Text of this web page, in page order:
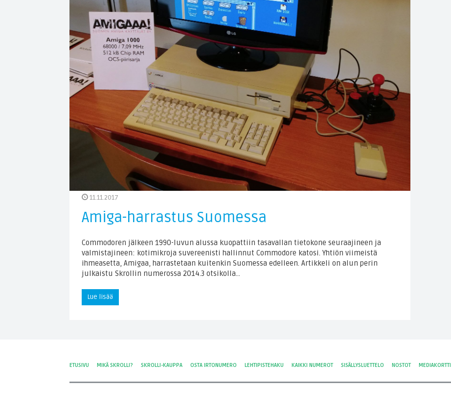
11.11.2017
Amiga-harrastus Suomessa
Commodoren jälkeen 1990-luvun alussa kuopattiin tasavallan tietokone seuraajineen ja
valmistajineen: kotimikroja suvereenisti hallinnut Commodore katosi. Yhtiön viimeistä
ihmeasetta, Amigaa, harrastetaan kuitenkin Suomessa edelleen. Artikkeli on alun perin
julkaistu Skrollin numerossa 2014.3 otsikolla…
Lue lisää
ETUSIVU MIKÄ SKROLLI? SKROLLI-KAUPPA OSTA IRTONUMERO LEHTIPISTEHAKU KAIKKI NUMEROT SISÄLLYSLUETTELO NOSTOT MEDIAKORTTI